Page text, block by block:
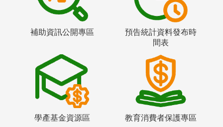
補助資訊公開專區
預告統計資料發布時
間表
學產基金資源區 教育消費者保護專區